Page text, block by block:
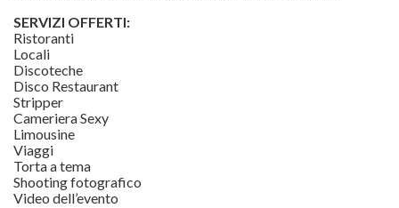
SERVIZI OFFERTI:
Ristoranti
Locali
Discoteche
Disco Restaurant
Stripper
Cameriera Sexy
Limousine
Viaggi
Torta a tema
Shooting fotografico
Video dell’evento